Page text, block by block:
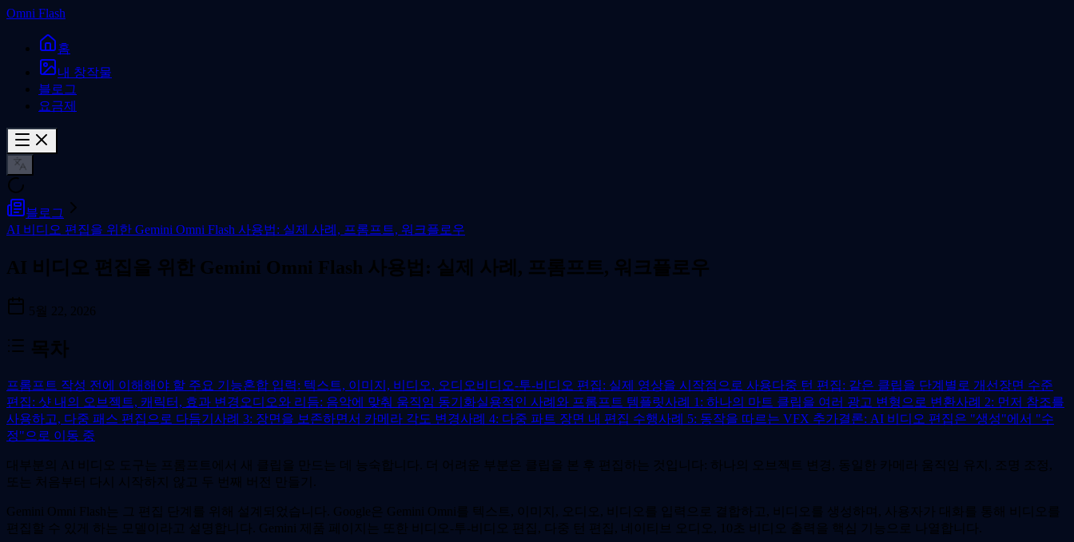
Omni Flash
홈
내 창작물
블로그
요금제
블로그
AI 비디오 편집을 위한 Gemini Omni Flash 사용법: 실제 사례, 프롬프트, 워크플로우
AI 비디오 편집을 위한 Gemini Omni Flash 사용법: 실제 사례, 프롬프트, 워크플로우
5월 22, 2026
목차
프롬프트 작성 전에 이해해야 할 주요 기능혼합 입력: 텍스트, 이미지, 비디오, 오디오비디오-투-비디오 편집: 실제 영상을 시작점으로 사용다중 턴 편집: 같은 클립을 단계별로 개선 장면 수준
편집: 샷 내의 오브젝트, 캐릭터, 효과 변경 오디오와 리듬: 음악에 맞춰 움직임 동기화실용적인 사례와 프롬프트 템플릿사례 1: 하나의 마트 클립을 여러 광고 변형으로 변환사례 2: 먼저 참조를
사용하고, 다중 패스 편집으로 다듬기 사례 3: 장면을 보존하면서 카메라 각도 변경사례 4: 다중 파트 장면 내 편집 수행사례 5: 동작을 따르는 VFX 추가결론: AI 비디오 편집은 "생성"에서 "수
정"으로 이동 중
대부분의 AI 비디오 도구는 프롬프트에서 새 클립을 만드는 데 능숙합니다. 더 어려운 부분은 클립을 본 후 편집하는 것입니다: 하나의 오브젝트 변경, 동일한 카메라 움직임 유지, 조명 조정,
또는 처음부터 다시 시작하지 않고 두 번째 버전 만들기.
Gemini Omni Flash는 그 편집 단계를 위해 설계되었습니다. Google은 Gemini Omni를 텍스트, 이미지, 오디오, 비디오를 입력으로 결합하고, 비디오를 생성하며, 사용자가 대화를 통해 비디오를
편집할 수 있게 하는 모델이라고 설명합니다. Gemini 제품 페이지는 또한 비디오-투-비디오 편집, 다중 턴 편집, 네이티브 오디오, 10초 비디오 출력을 핵심 기능으로 나열합니다.